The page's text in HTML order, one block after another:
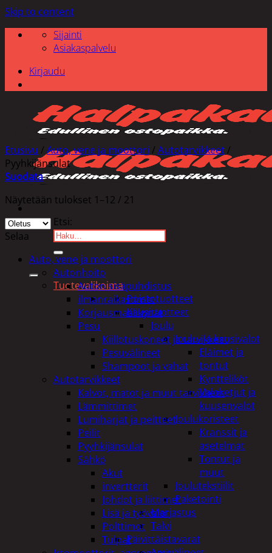
Skip to content
Sijainti
Asiakaspalvelu
Kirjaudu
Etsi:
Tuotevalikoima
Poistotuotteet
Kausituotteet
Joulu
Joulu- ja kausivalot
Eläimet ja
tontut
Kyntteliköt
Valoketjut ja
kuusenvalot
Joulukoristeet
Kranssit ja
asetelmat
Tontut ja
muut
Joulutekstiilit
Paketointi
Marjastus
Talvi
Päivittäistavarat
Etusivu / Auto, vene ja moottori / Autotarvikkeet /
Pyyhkijänsulat
Suodata
Näytetään tulokset 1–12 / 21
Selaa
Auto, vene ja moottori
Autonhoito
Auton sisäpuhdistus
ilmanraikastimet
Korjausmaalikynät
Pesu
Kiillotuskoneet ja tarvikkeet
Pesuvälineet
Shampoot ja vahat
Autotarvikkeet
Kalvot, matot ja muut tarvikkeet
Lämmittimet
Lumiharjat ja peitteet
Peilit
Pyyhkijänsulat
Sähkö
Akut
invertterit
Johdot ja liittimet
Lisä ja työvalot
Polttimot
Tulpat